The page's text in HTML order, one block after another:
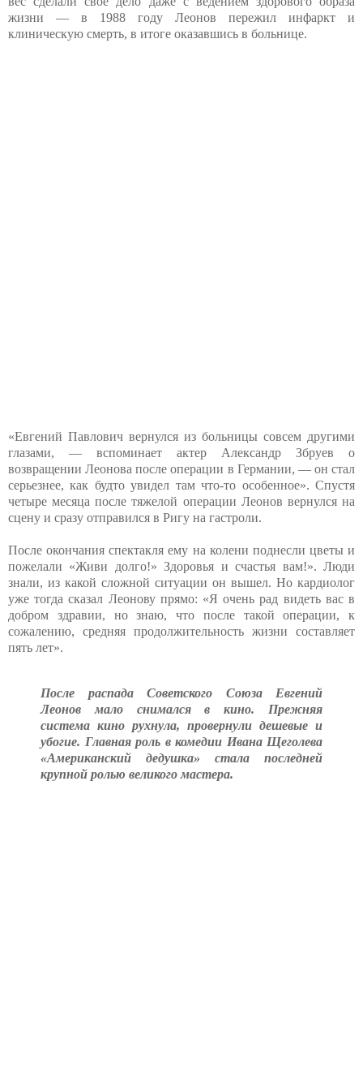
жизни — в 1988 году Леонов пережил инфаркт и
клиническую смерть, в итоге оказавшись в больнице.
«Евгений Павлович вернулся из больницы совсем другими
глазами, — вспоминает актер Александр Збруев о
возвращении Леонова после операции в Германии, — он стал
серьезнее, как будто увидел там что-то особенное». Спустя
четыре месяца после тяжелой операции Леонов вернулся на
сцену и сразу отправился в Ригу на гастроли.
После окончания спектакля ему на колени поднесли цветы и
пожелали «Живи долго!» Здоровья и счастья вам!». Люди
знали, из какой сложной ситуации он вышел. Но кардиолог
уже тогда сказал Леонову прямо: «Я очень рад видеть вас в
добром здравии, но знаю, что после такой операции, к
сожалению, средняя продолжительность жизни составляет
пять лет».
После распада Советского Союза Евгений
Леонов мало снимался в кино. Прежняя
система кино рухнула, провернули дешевые и
убогие. Главная роль в комедии Ивана Щеголева
«Американский дедушка» стала последней
крупной ролью великого мастера.